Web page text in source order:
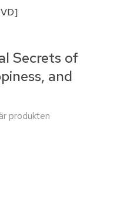
Secrets of
and
produkten